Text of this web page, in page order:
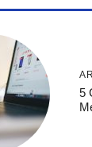
5